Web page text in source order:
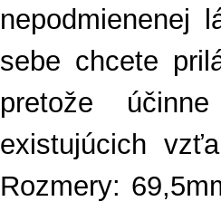
nepodmienenej
sebe chcete
pretože
existujúcich
Rozmery: